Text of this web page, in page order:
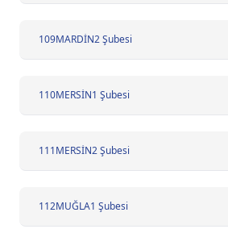
109MARDİN2 Şubesi
110MERSİN1 Şubesi
111MERSİN2 Şubesi
112MUĞLA1 Şubesi